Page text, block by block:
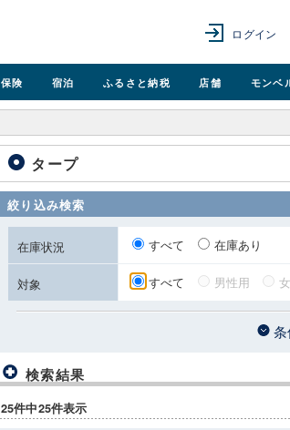
ログイン
保険 宿泊 ふるさと納税 店舗 モンベ
タープ
絞り込み検索
在庫状況 すべて 在庫あり
対象 すべて 男性用
検索結果
25件中25件表示